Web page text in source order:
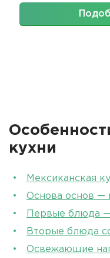
кухни
Мексиканская
Основа основ —
Первые блюда
Вторые блюда
Освежающие